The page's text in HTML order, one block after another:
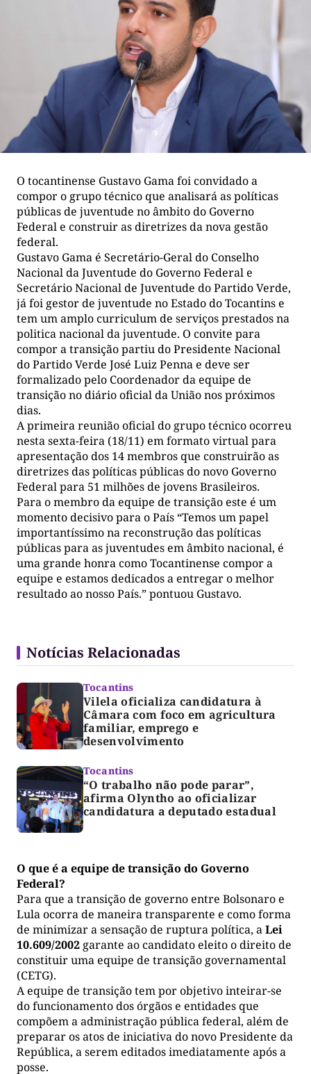
O tocantinense Gustavo Gama foi convidado a
compor o grupo técnico que analisará as políticas
públicas de juventude no âmbito do Governo
Federal e construir as diretrizes da nova gestão
federal.
Gustavo Gama é Secretário-Geral do Conselho
Nacional da Juventude do Governo Federal e
Secretário Nacional de Juventude do Partido Verde,
já foi gestor de juventude no Estado do Tocantins e
tem um amplo curriculum de serviços prestados na
politica nacional da juventude. O convite para
compor a transição partiu do Presidente Nacional
do Partido Verde José Luiz Penna e deve ser
formalizado pelo Coordenador da equipe de
transição no diário oficial da União nos próximos
dias.
A primeira reunião oficial do grupo técnico ocorreu
nesta sexta-feira (18/11) em formato virtual para
apresentação dos 14 membros que construirão as
diretrizes das políticas públicas do novo Governo
Federal para 51 milhões de jovens Brasileiros.
Para o membro da equipe de transição este é um
momento decisivo para o País “Temos um papel
importantíssimo na reconstrução das políticas
públicas para as juventudes em âmbito nacional, é
uma grande honra como Tocantinense compor a
equipe e estamos dedicados a entregar o melhor
resultado ao nosso País.” pontuou Gustavo.
Notícias Relacionadas
Tocantins
Vilela oficializa candidatura à
Câmara com foco em agricultura
familiar, emprego e
desenvolvimento
Tocantins
“O trabalho não pode parar”,
afirma Olyntho ao oficializar
candidatura a deputado estadual
O que é a equipe de transição do Governo
Federal?
Para que a transição de governo entre Bolsonaro e
Lula ocorra de maneira transparente e como forma
de minimizar a sensação de ruptura política, aLei
10.609/2002 garante ao candidato eleito o direito de
constituir uma equipe de transição governamental
(CETG).
A equipe de transição tem por objetivo inteirar-se
do funcionamento dos órgãos e entidades que
compõem a administração pública federal, além de
preparar os atos de iniciativa do novo Presidente da
República, a serem editados imediatamente após a
posse.